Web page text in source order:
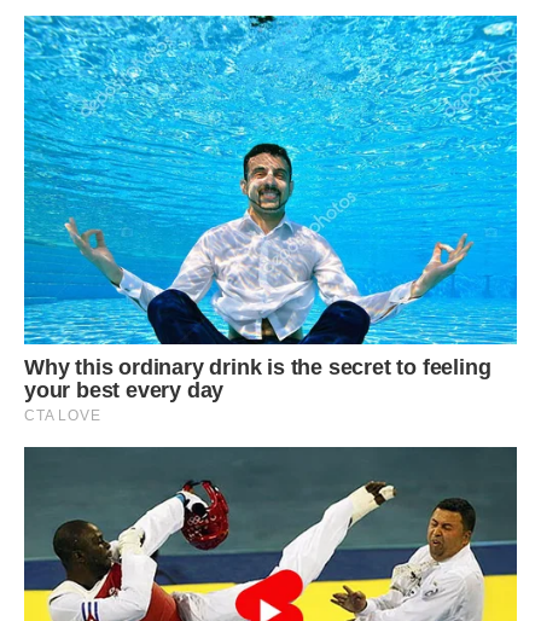
Знімаємо з вогню, перекладаємо крем у керамічний посуд
і накриваємо харчовою плівкою так, щоб вона
доторкалася до поверхні крему. Залишаємо крем
охолоджуватися.
Масло збиваємо міксером до пишної маси. В три заходи
додаємо до масла охолоджений заварний
крем. Збиваємо після кожного додавання, до гладкої
маси.
Змішуємо лікер з водою, цією сумішшю ми будемо
просочувати коржі.
просочування. На просочений корж викладаємо половину
крему, розрівнюємо. На крем викладаємо
горіховий корж, зверху решту крему. Накриваємо другим
коричневим коржем та просочуємо його
рештою рідини. Ставимо пляцок в холодне місце для
просочування на 6-8 годин.